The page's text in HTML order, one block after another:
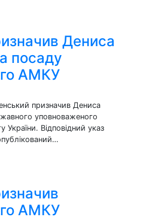
Дениса
посаду
АМКУ
призначив Дениса
уповноваженого
Відповідний указ
АМКУ